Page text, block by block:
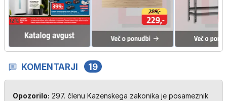
KOMENTARJI 19
Opozorilo: 297. členu Kazenskega zakonika je posameznik